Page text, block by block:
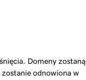
Domeny zostaną
odnowiona w